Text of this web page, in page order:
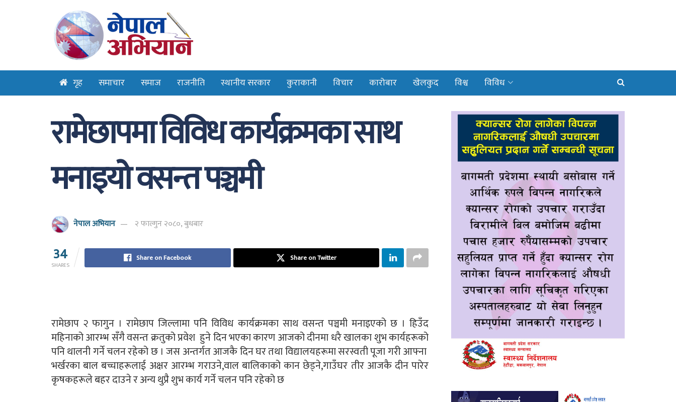
गृह समाचार समाज राजनीति स्थानीय सरकार कुराकानी विचार कारोबार खेलकुद विश्व विविध
रामेछापमा विविध कार्यक्रमका साथ
मनाइयो वसन्त पञ्चमी
नेपाल अभियान २ फाल्गुन २०८०, बुधबार
34
SHARES
Share on Facebook Share on Twitter
रामेछाप २ फागुन । रामेछाप जिल्लामा पनि विविध कार्यक्रमका साथ वसन्त पञ्चमी मनाइएको छ । हिउँद
महिनाको आरम्भ सँगै वसन्त क्रतुको प्रवेश हुने दिन भएका कारण आजको दीनमा धरै खालका शुभ कार्यहरूको
पनि थालनी गर्ने चलन रहेको छ । जस अन्तर्गत आजकै दिन घर तथा विद्यालयहरूमा सरस्वती पूजा गरी आफ्ना
भर्खरका बाल बच्चाहरूलाई अक्षर आरम्भ गराउने,वाल बालिकाको कान छेड्ने,गाउँघर तीर आजकै दीन पारेर
कृषकहरूले बहर दाउने र अन्य थुप्रै शुभ कार्य गर्ने चलन पनि रहेको छ